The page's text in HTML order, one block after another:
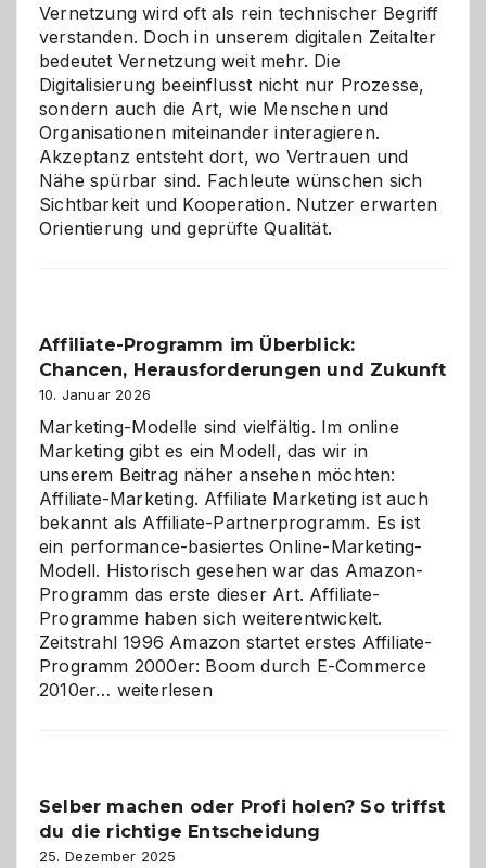
Vernetzung wird oft als rein technischer Begriff
verstanden. Doch in unserem digitalen Zeitalter
bedeutet Vernetzung weit mehr. Die
Digitalisierung beeinflusst nicht nur Prozesse,
sondern auch die Art, wie Menschen und
Organisationen miteinander interagieren.
Akzeptanz entsteht dort, wo Vertrauen und
Nähe spürbar sind. Fachleute wünschen sich
Sichtbarkeit und Kooperation. Nutzer erwarten
Orientierung und geprüfte Qualität.
Affiliate-Programm im Überblick:
Chancen, Herausforderungen und Zukunft
10. Januar 2026
Marketing-Modelle sind vielfältig. Im online
Marketing gibt es ein Modell, das wir in
unserem Beitrag näher ansehen möchten:
Affiliate-Marketing. Affiliate Marketing ist auch
bekannt als Affiliate-Partnerprogramm. Es ist
ein performance-basiertes Online-Marketing-
Modell. Historisch gesehen war das Amazon-
Programm das erste dieser Art. Affiliate-
Programme haben sich weiterentwickelt.
Zeitstrahl 1996 Amazon startet erstes Affiliate-
Programm 2000er: Boom durch E-Commerce
2010er… Affiliate-
Herausforderungen
und
Zukunft
weiterlesen
Selber machen oder Profi holen? So triffst
du die richtige Entscheidung
25. Dezember 2025